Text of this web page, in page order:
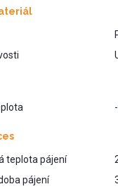
teplota pájení
pájení